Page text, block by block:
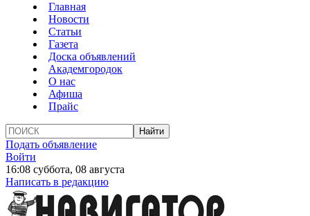
Главная
Новости
Статьи
Газета
Доска объявлений
Академгородок
О нас
Афиша
Прайс
Подать объявление
Войти
16:08 суббота, 08 августа
Написать в редакцию